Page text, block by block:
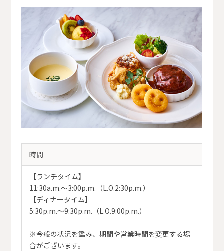
時間
【ランチタイム】
11:30a.m.～3:00p.m.（L.O.2:30p.m.）
【ディナータイム】
5:30p.m.～9:30p.m.（L.O.9:00p.m.）
※今般の状況を鑑み、期間や営業時間を変更する場
合がございます。